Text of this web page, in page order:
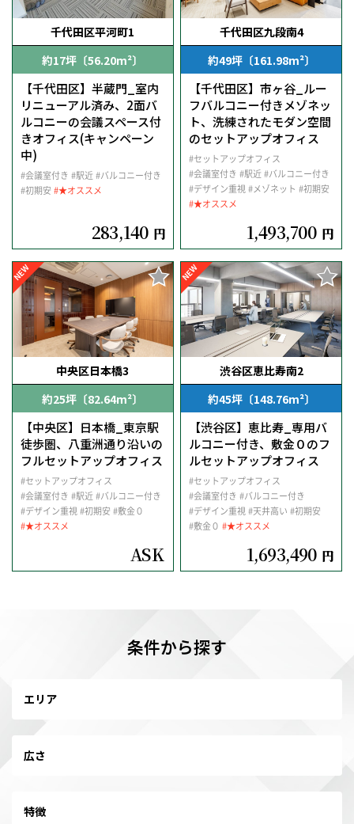
千代田区平河町1
約17坪〔56.20m²〕
【千代田区】半蔵門_室内
リニューアル済み、2面バ
ルコニーの会議スペース付
きオフィス(キャンペーン
中)
#会議室付き #駅近#バルコニー付き
#初期安 #★オススメ
283,140 円
千代田区九段南4
約49坪〔161.98m²〕
【千代田区】市ヶ谷_ルー
フバルコニー付きメゾネッ
ト、洗練されたモダン空間
のセットアップオフィス
#セットアップオフィス
#会議室付き #駅近#バルコニー付き
#デザイン重視#メゾネット #初期安
#★オススメ
1,493,700 円
NEW
中央区日本橋3
約25坪〔82.64m²〕
【中央区】日本橋_東京駅
徒歩圏、八重洲通り沿いの
フルセットアップオフィス
#セットアップオフィス
#会議室付き #駅近#バルコニー付き
#デザイン重視#初期安 #敷金０
#★オススメ
ASK
NEW
渋谷区恵比寿南2
約45坪〔148.76m²〕
【渋谷区】恵比寿_専用バ
ルコニー付き、敷金０のフ
ルセットアップオフィス
#セットアップオフィス
#会議室付き #バルコニー付き
#デザイン重視#天井高い #初期安
#敷金０ #★オススメ
1,693,490 円
条件から探す
エリア
広さ
特徴